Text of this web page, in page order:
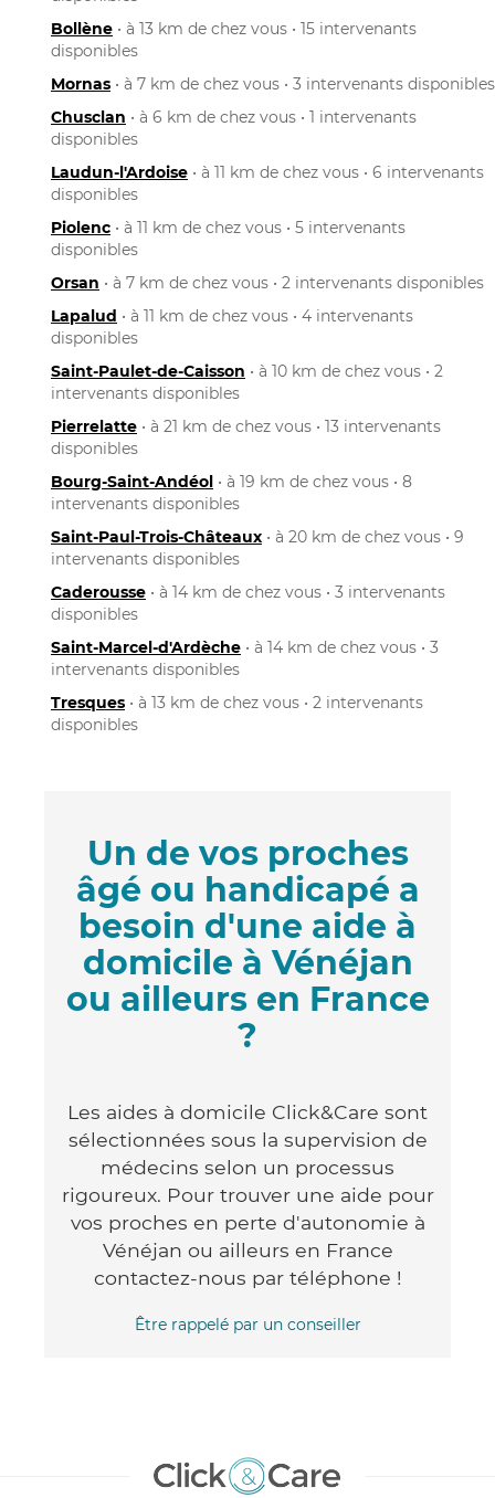
Bollène • à 13 km de chez vous • 15 intervenants
disponibles
Mornas • à 7 km de chez vous • 3 intervenants disponibles
Chusclan • à 6 km de chez vous • 1 intervenants
disponibles
Laudun-l'Ardoise • à 11 km de chez vous • 6 intervenants
disponibles
Piolenc • à 11 km de chez vous • 5 intervenants
disponibles
Orsan • à 7 km de chez vous • 2 intervenants disponibles
Lapalud • à 11 km de chez vous • 4 intervenants
disponibles
Saint-Paulet-de-Caisson • à 10 km de chez vous • 2
intervenants disponibles
Pierrelatte • à 21 km de chez vous • 13 intervenants
disponibles
Bourg-Saint-Andéol • à 19 km de chez vous • 8
intervenants disponibles
Saint-Paul-Trois-Châteaux • à 20 km de chez vous • 9
intervenants disponibles
Caderousse • à 14 km de chez vous • 3 intervenants
disponibles
Saint-Marcel-d'Ardèche • à 14 km de chez vous • 3
intervenants disponibles
Tresques • à 13 km de chez vous • 2 intervenants
disponibles
Un de vos proches
âgé ou handicapé a
besoin d'une aide à
domicile à Vénéjan
ou ailleurs en France
?
Les aides à domicile Click&Care sont
sélectionnées sous la supervision de
médecins selon un processus
rigoureux. Pour trouver une aide pour
vos proches en perte d'autonomie à
Vénéjan ou ailleurs en France
contactez-nous par téléphone !
Être rappelé par un conseiller